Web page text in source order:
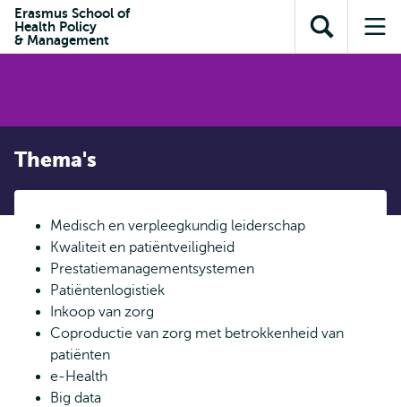
inhoud
Direct naar
subnavigatie
Erasmus School of
Health Policy
& Management
Toon
zoekveld
Thema's
Medisch en verpleegkundig leiderschap
Kwaliteit en patiëntveiligheid
Prestatiemanagementsystemen
Patiëntenlogistiek
Inkoop van zorg
Coproductie van zorg met betrokkenheid van
patiënten
e-Health
Big data